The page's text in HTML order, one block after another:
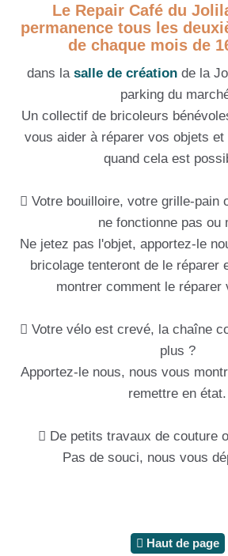
Le Repair Café du
permanence tous les
de chaque mois de
dans la salle de création de la
parking du
Un collectif de bricoleurs
vous aider à réparer vos objets
quand cela est
Votre bouilloire, votre grille-pain
ne fonctionne pas ou
Ne jetez pas l'objet, apportez-le
bricolage tenteront de le réparer
montrer comment le réparer
Votre vélo est crevé, la chaîne
plus ?
Apportez-le nous, nous vous
remettre en état.
De petits travaux de couture
Pas de souci, nous vous
Haut de page